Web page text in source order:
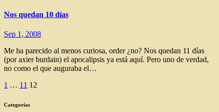
Nos quedan 10 días
Sep 1, 2008
Me ha parecido al menos curiosa, order ¿no? Nos quedan 11 días
(por axier burdain) el apocalipsis ya está aquí. Pero uno de verdad,
no como el que auguraba el…
Paginación
de
1 … 11 12
Categorías